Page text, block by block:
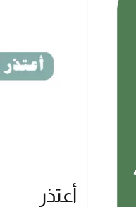
أعتذر